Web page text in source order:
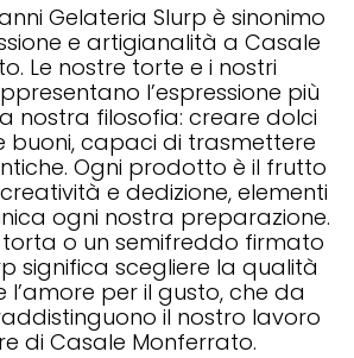
Gelateria Slurp è sinonimo
e artigianalità a Casale
Le nostre torte e i nostri
l’espressione più
nostra filosofia: creare dolci
buoni, capaci di trasmettere
Ogni prodotto è il frutto
e dedizione, elementi
ogni nostra preparazione.
torta o un semifreddo firmato
significa scegliere la qualità
l’amore per il gusto, che da
il nostro lavoro
di Casale Monferrato.